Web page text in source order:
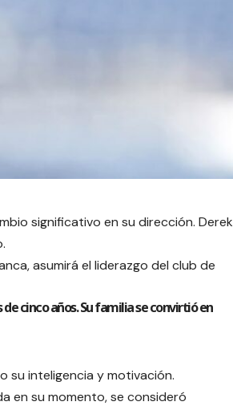
significativo en su dirección. Derek
asumirá el liderazgo del club de
cinco años. Su familia se convirtió en
su inteligencia y motivación.
en su momento, se consideró